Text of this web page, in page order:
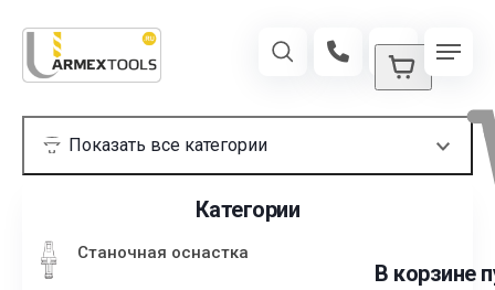
В корзине
Категории
Станочная оснастка